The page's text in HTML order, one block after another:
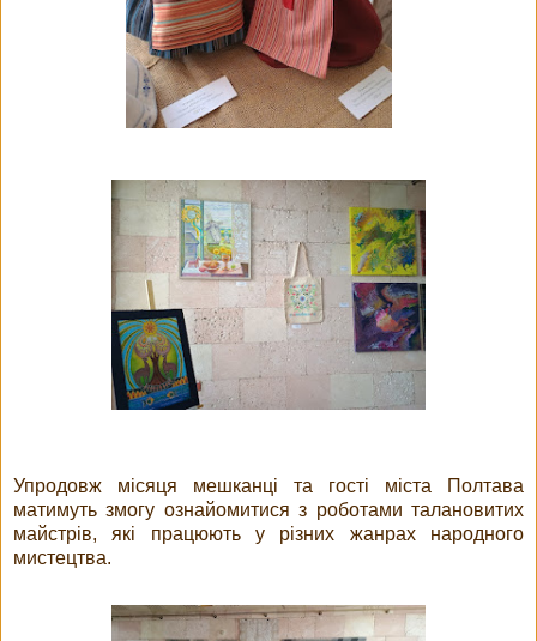
Упродовж місяця мешканці та гості міста Полтава
матимуть змогу ознайомитися з роботами талановитих
майстрів, які працюють у різних жанрах народного
мистецтва.